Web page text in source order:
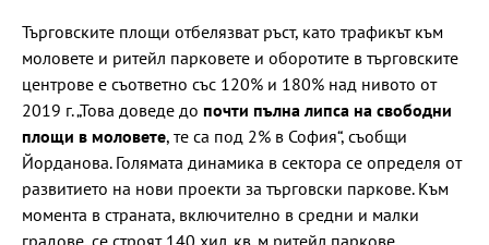
Търговските площи отбелязват ръст, като трафикът към
моловете и ритейл парковете и оборотите в търговските
центрове е съответно със 120% и 180% над нивото от
2019 г. „Това доведе до почти пълна липса на свободни
площи в моловете, те са под 2% в София“, съобщи
Йорданова. Голямата динамика в сектора се определя от
развитието на нови проекти за търговски паркове. Към
момента в страната, включително в средни и малки
градове, се строят 140 хил. кв. м ритейл паркове.